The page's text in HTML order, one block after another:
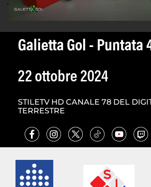
Galietta Gol - Puntata
22 ottobre 2024
STILETV HD CANALE 78 DEL
TERRESTRE